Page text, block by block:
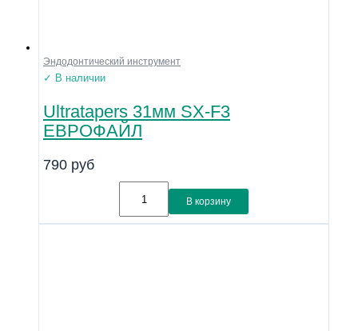
Эндодонтический инструмент
✓ В наличии
Ultratapers 31мм SX-F3
ЕВРОФАЙЛ
790 руб
В корзину